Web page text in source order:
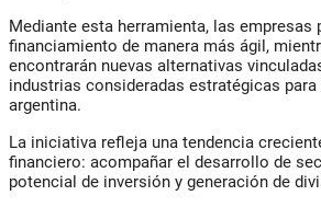
Mediante esta herramienta, las empresas
financiamiento de manera más ágil,
encontrarán nuevas alternativas
industrias consideradas estratégicas
argentina.
La iniciativa refleja una tendencia
financiero: acompañar el desarrollo de
potencial de inversión y generación de